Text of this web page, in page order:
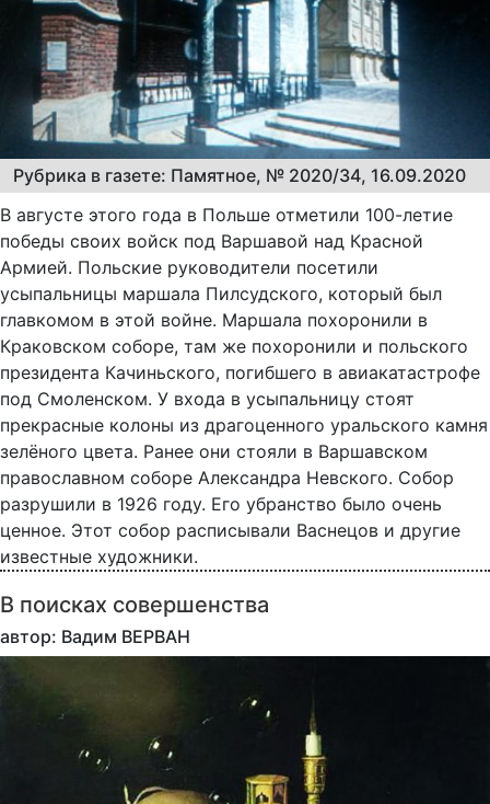
Рубрика в газете: Памятное, № 2020/34, 16.09.2020
В августе этого года в Польше отметили 100-летие
победы своих войск под Варшавой над Красной
Армией. Польские руководители посетили
усыпальницы маршала Пилсудского, который был
главкомом в этой войне. Маршала похоронили в
Краковском соборе, там же похоронили и польского
президента Качиньского, погибшего в авиакатастрофе
под Смоленском. У входа в усыпальницу стоят
прекрасные колоны из драгоценного уральского камня
зелёного цвета. Ранее они стояли в Варшавском
православном соборе Александра Невского. Собор
разрушили в 1926 году. Его убранство было очень
ценное. Этот собор расписывали Васнецов и другие
известные художники.
В поисках совершенства
автор: Вадим ВЕРВАН